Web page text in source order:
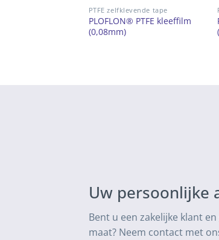
PTFE zelfklevende tape
PLOFLON® PTFE kleeffilm
(0,08mm)
Uw persoonlijke
Bent u een zakelijke klant
maat? Neem contact met